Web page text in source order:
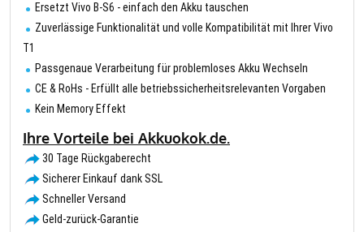
Ersetzt Vivo B-S6 - einfach den Akku tauschen
Zuverlässige Funktionalität und volle Kompatibilität mit Ihrer Vivo
T1
Passgenaue Verarbeitung für problemloses Akku Wechseln
CE & RoHs - Erfüllt alle betriebssicherheitsrelevanten Vorgaben
Kein Memory Effekt
Ihre Vorteile bei Akkuokok.de.
30 Tage Rückgaberecht
Sicherer Einkauf dank SSL
Schneller Versand
Geld-zurück-Garantie